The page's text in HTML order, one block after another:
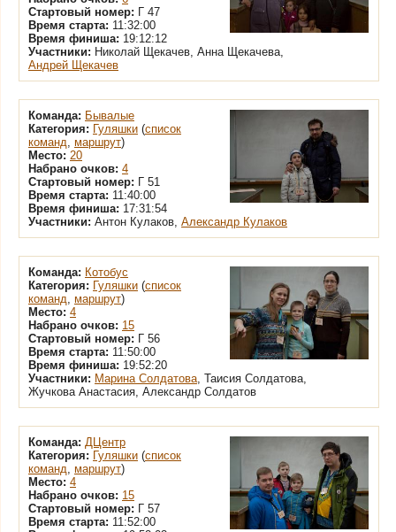
Стартовый номер: Г 47
Время старта: 11:32:00
Время финиша: 19:12:12
Участники: Николай Щекачев, Анна Щекачева,
Андрей Щекачев
Команда: Бывалые
Категория: Гуляшки (список
команд, маршрут)
Место: 20
Набрано очков: 4
Стартовый номер: Г 51
Время старта: 11:40:00
Время финиша: 17:31:54
Участники: Антон Кулаков, Александр Кулаков
Команда: Котобус
Категория: Гуляшки (список
команд, маршрут)
Место: 4
Набрано очков: 15
Стартовый номер: Г 56
Время старта: 11:50:00
Время финиша: 19:52:20
Участники: Марина Солдатова, Таисия Солдатова,
Жучкова Анастасия, Александр Солдатов
Команда: ДЦентр
Категория: Гуляшки (список
команд, маршрут)
Место: 4
Набрано очков: 15
Стартовый номер: Г 57
Время старта: 11:52:00